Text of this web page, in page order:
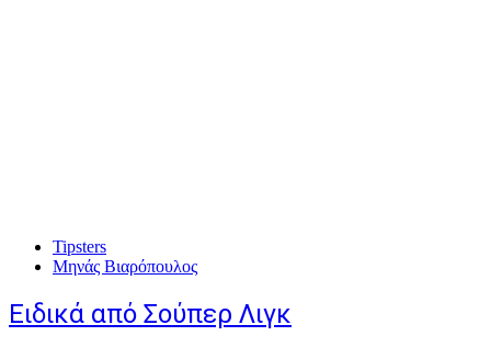
Tipsters
Μηνάς Βιαρόπουλος
Ειδικά από Σούπερ Λιγκ